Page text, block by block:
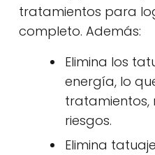
tratamientos para
completo. Además:
Elimina los
energía, lo
tratamientos,
riesgos.
Elimina